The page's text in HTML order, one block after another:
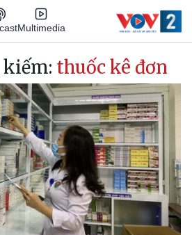
Multimedia
thuốc kê đơn